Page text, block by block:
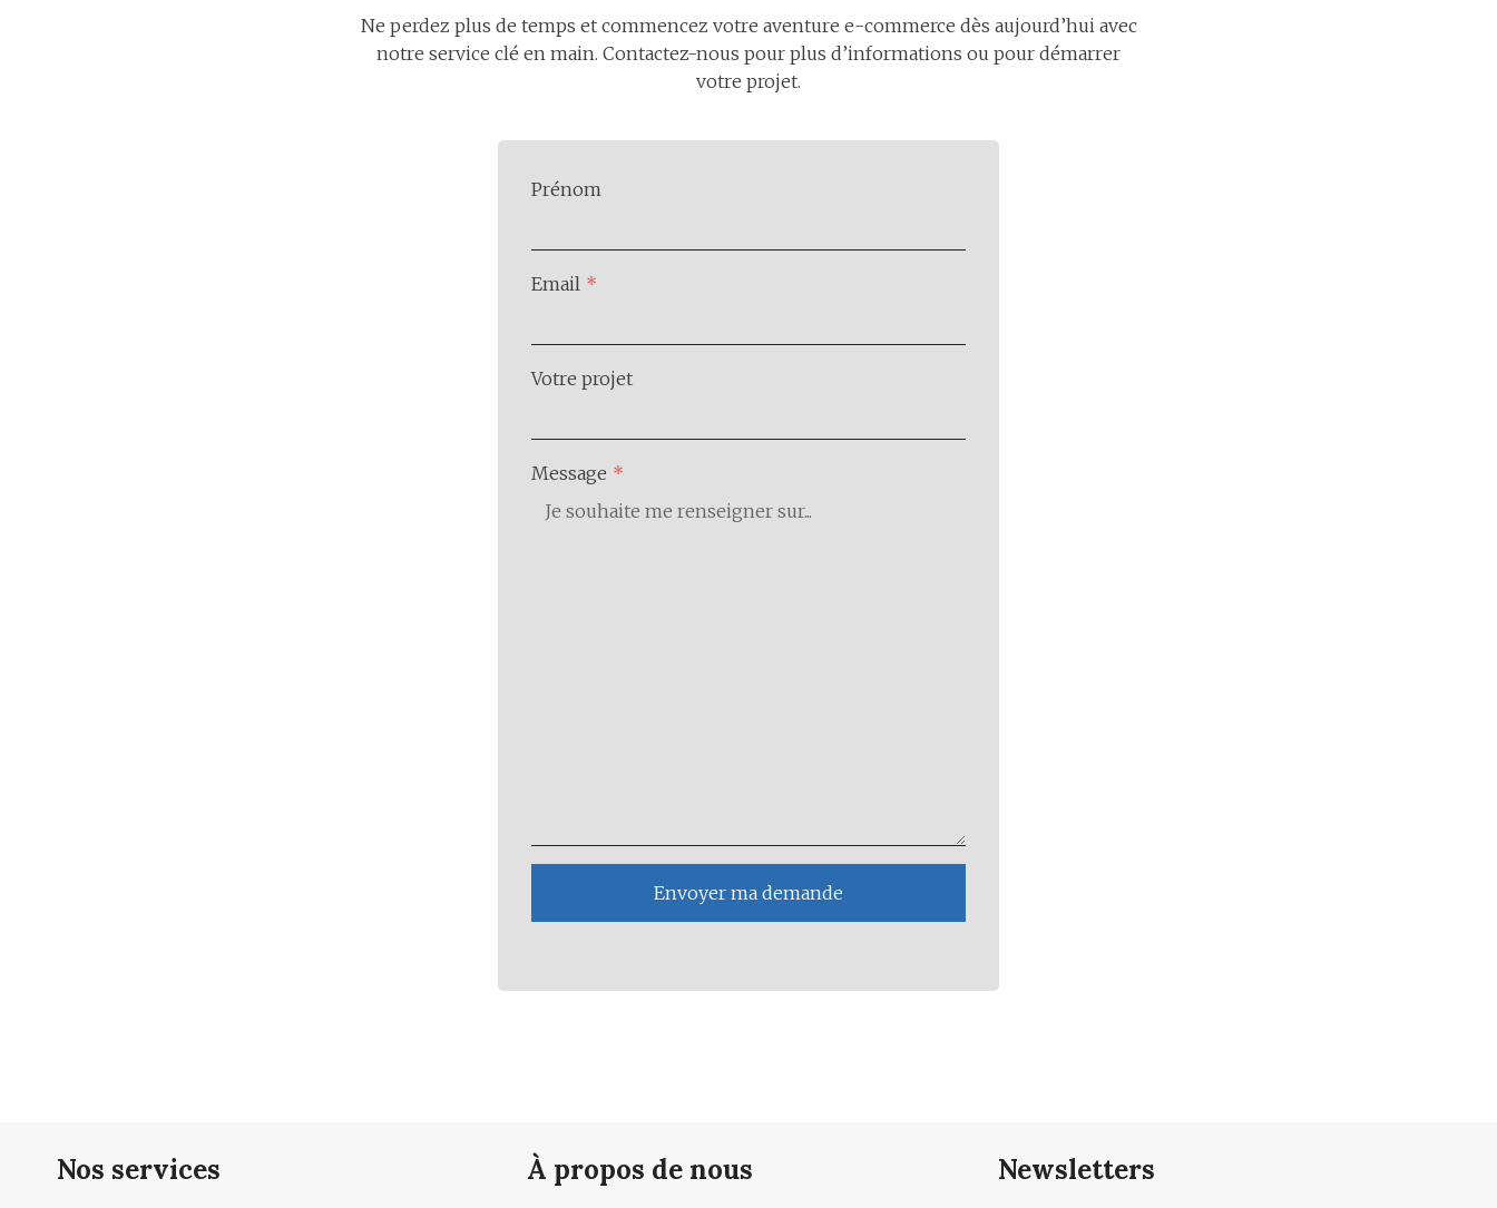
Ne perdez plus de temps et commencez votre aventure e-commerce dès aujourd’hui avec
notre service clé en main. Contactez-nous pour plus d’informations ou pour démarrer
votre projet.
Prénom
Email *
Votre projet
Message *
Envoyer ma demande
Nos services À propos de nous Newsletters